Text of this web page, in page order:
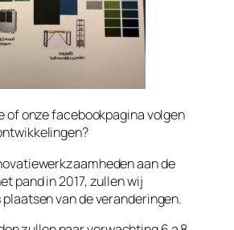
of onze facebookpagina volgen
aan de
pand in 2017, zullen wij
van de veranderingen.